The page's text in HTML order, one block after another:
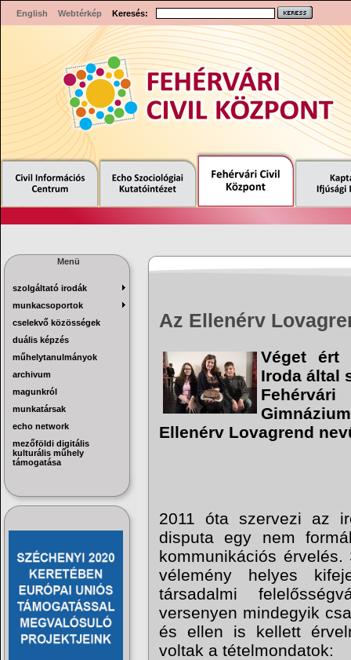
English Webtérkép Keresés:
Menü
szolgáltató irodák
munkacsoportok
cselekvő közösségek
duális képzés
műhelytanulmányok
archivum
magunkról
munkatársak
echo network
mezőföldi digitális
kulturális műhely
támogatása
Az Ellenérv
Véget ért
Iroda által
Ellenérv Lovagrend
2011 óta szervezi az
disputa egy nem
kommunikációs
vélemény helyes
társadalmi
versenyen mindegyik
és ellen is kellett
voltak a tételmondatok: